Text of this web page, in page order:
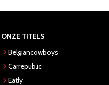
ONZE TITELS
Belgiancowboys
Carrepublic
Eatly